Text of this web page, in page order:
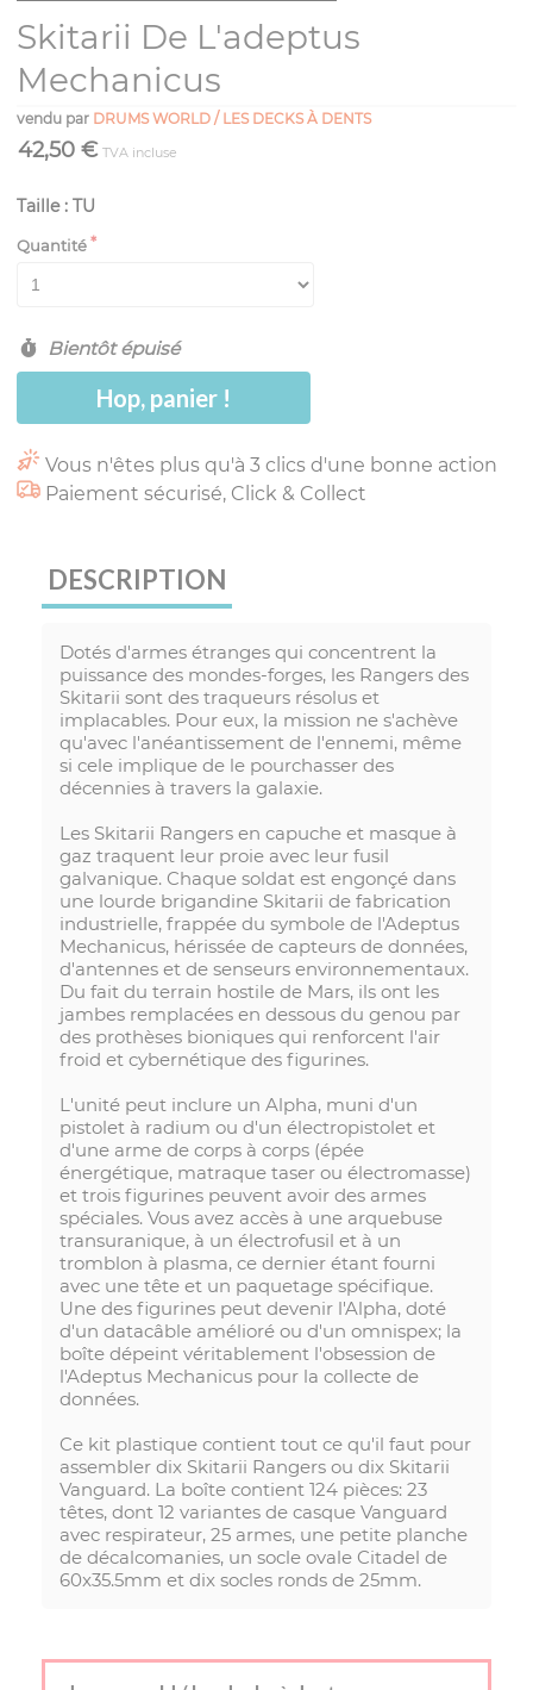
Skitarii De L'adeptus
Mechanicus
vendu par DRUMS WORLD / LES DECKS À DENTS
42,50 € TVA incluse
Taille : TU
Quantité
Bientôt épuisé
Hop, panier !
Vous n'êtes plus qu'à 3 clics d'une bonne action
Paiement sécurisé, Click & Collect
DESCRIPTION
Dotés d'armes étranges qui concentrent la
puissance des mondes-forges, les Rangers des
Skitarii sont des traqueurs résolus et
implacables. Pour eux, la mission ne s'achève
qu'avec l'anéantissement de l'ennemi, même
si cele implique de le pourchasser des
décennies à travers la galaxie.
Les Skitarii Rangers en capuche et masque à
gaz traquent leur proie avec leur fusil
galvanique. Chaque soldat est engonçé dans
une lourde brigandine Skitarii de fabrication
industrielle, frappée du symbole de l'Adeptus
Mechanicus, hérissée de capteurs de données,
d'antennes et de senseurs environnementaux.
Du fait du terrain hostile de Mars, ils ont les
jambes remplacées en dessous du genou par
des prothèses bioniques qui renforcent l'air
froid et cybernétique des figurines.
L'unité peut inclure un Alpha, muni d'un
pistolet à radium ou d'un électropistolet et
d'une arme de corps à corps (épée
énergétique, matraque taser ou électromasse)
et trois figurines peuvent avoir des armes
spéciales. Vous avez accès à une arquebuse
transuranique, à un électrofusil et à un
tromblon à plasma, ce dernier étant fourni
avec une tête et un paquetage spécifique.
Une des figurines peut devenir l'Alpha, doté
d'un datacâble amélioré ou d'un omnispex; la
boîte dépeint véritablement l'obsession de
l'Adeptus Mechanicus pour la collecte de
données.
Ce kit plastique contient tout ce qu'il faut pour
assembler dix Skitarii Rangers ou dix Skitarii
Vanguard. La boîte contient 124 pièces: 23
têtes, dont 12 variantes de casque Vanguard
avec respirateur, 25 armes, une petite planche
de décalcomanies, un socle ovale Citadel de
60x35.5mm et dix socles ronds de 25mm.